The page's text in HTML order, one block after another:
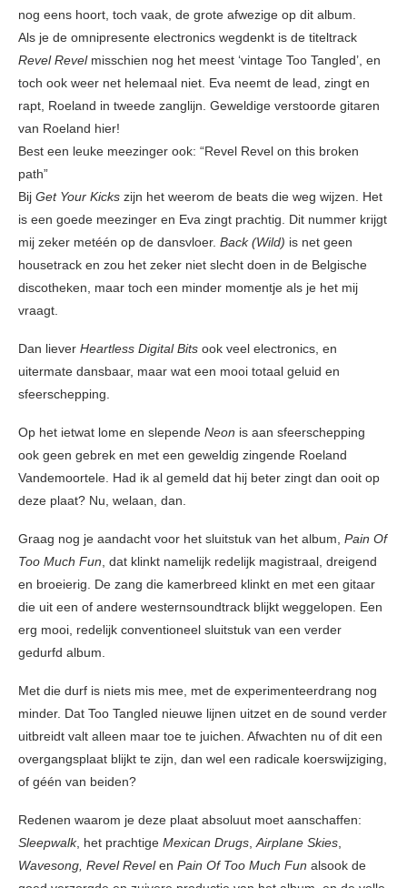
nog eens hoort, toch vaak, de grote afwezige op dit album.
Als je de omnipresente electronics wegdenkt is de titeltrack
Revel Revelmisschien nog het meest ‘vintage Too Tangled’, en
toch ook weer net helemaal niet. Eva neemt de lead, zingt en
rapt, Roeland in tweede zanglijn. Geweldige verstoorde gitaren
van Roeland hier!
Best een leuke meezinger ook: “Revel Revel on this broken
path”
Bij Get Your Kicks zijn het weerom de beats die weg wijzen. Het
is een goede meezinger en Eva zingt prachtig. Dit nummer krijgt
mij zeker metéén op de dansvloer. Back (Wild) is net geen
housetrack en zou het zeker niet slecht doen in de Belgische
discotheken, maar toch een minder momentje als je het mij
vraagt.
Dan liever Heartless Digital Bits ook veel electronics, en
uitermate dansbaar, maar wat een mooi totaal geluid en
sfeerschepping.
Op het ietwat lome en slepende Neon is aan sfeerschepping
ook geen gebrek en met een geweldig zingende Roeland
Vandemoortele. Had ik al gemeld dat hij beter zingt dan ooit op
deze plaat? Nu, welaan, dan.
Graag nog je aandacht voor het sluitstuk van het album, Pain Of
Too Much Fun , dat klinkt namelijk redelijk magistraal, dreigend
en broeierig. De zang die kamerbreed klinkt en met een gitaar
die uit een of andere westernsoundtrack blijkt weggelopen. Een
erg mooi, redelijk conventioneel sluitstuk van een verder
gedurfd album.
Met die durf is niets mis mee, met de experimenteerdrang nog
minder. Dat Too Tangled nieuwe lijnen uitzet en de sound verder
uitbreidt valt alleen maar toe te juichen. Afwachten nu of dit een
overgangsplaat blijkt te zijn, dan wel een radicale koerswijziging,
of géén van beiden?
Redenen waarom je deze plaat absoluut moet aanschaffen:
Sleepwalk, het prachtige Mexican Drugs Airplane Skies
Wavesong, Revel Revelen Pain Of Too Much Fun alsook de